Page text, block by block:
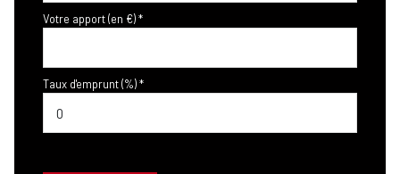
Votre apport (en €) *
Taux d'emprunt (%) *